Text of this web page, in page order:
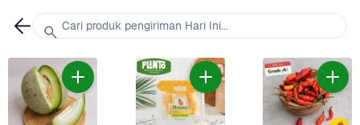
Cari produk pengiriman Hari Ini...